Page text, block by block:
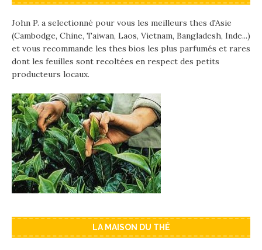
John P. a selectionné pour vous les meilleurs thes d'Asie
(Cambodge, Chine, Taiwan, Laos, Vietnam, Bangladesh, Inde...)
et vous recommande les thes bios les plus parfumés et rares
dont les feuilles sont recoltées en respect des petits
producteurs locaux.
LA MAISON DU THÉ